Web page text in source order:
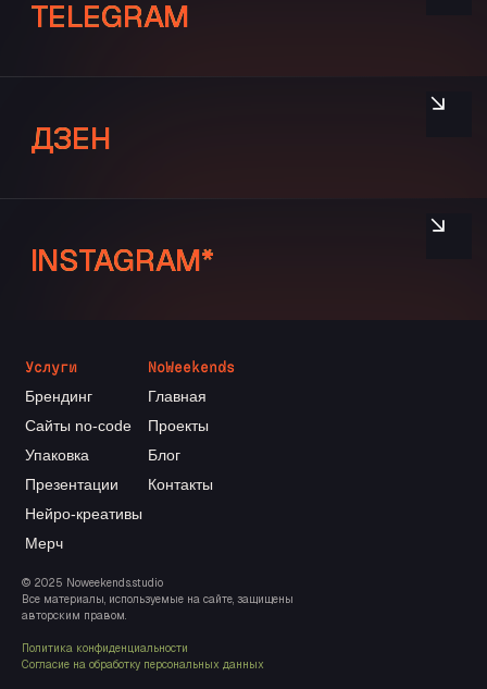
© 2025 Noweekends.studio
Все материалы, используемые на сайте, защищены
авторским правом.
Политика конфиденциальности
Согласие на обработку персональных данных
Услуги
Брендинг
Сайты no-code
Упаковка
Презентации
Нейро-креативы
Мерч
NoWeekends
Главная
Проекты
Блог
Контакты